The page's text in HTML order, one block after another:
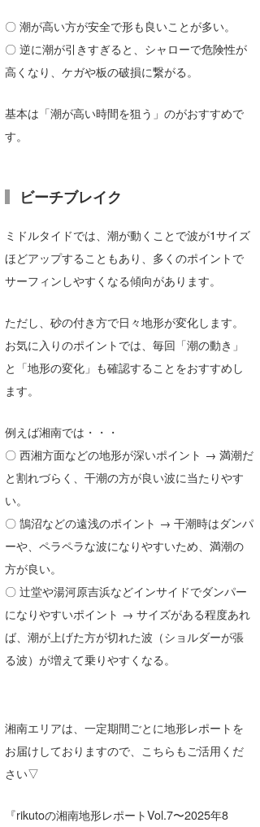
〇 潮が高い方が安全で形も良いことが多い。
〇 逆に潮が引きすぎると、シャローで危険性が
高くなり、ケガや板の破損に繋がる。
基本は「潮が高い時間を狙う」のがおすすめで
す。
ビーチブレイク
ミドルタイドでは、潮が動くことで波が1サイズ
ほどアップすることもあり、多くのポイントで
サーフィンしやすくなる傾向があります。
ただし、砂の付き方で日々地形が変化します。
お気に入りのポイントでは、毎回「潮の動き」
と「地形の変化」も確認することをおすすめし
ます。
例えば湘南では・・・
〇 西湘方面などの地形が深いポイント → 満潮だ
と割れづらく、干潮の方が良い波に当たりやす
い。
〇 鵠沼などの遠浅のポイント → 干潮時はダンパ
ーや、ペラペラな波になりやすいため、満潮の
方が良い。
〇 辻堂や湯河原吉浜などインサイドでダンパー
になりやすいポイント → サイズがある程度あれ
ば、潮が上げた方が切れた波（ショルダーが張
る波）が増えて乗りやすくなる。
湘南エリアは、一定期間ごとに地形レポートを
お届けしておりますので、こちらもご活用くだ
さい▽
『rikutoの湘南地形レポートVol.7〜2025年8